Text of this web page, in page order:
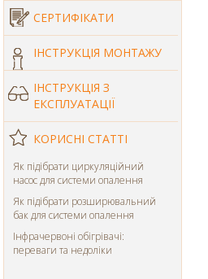
СЕРТИФІКАТИ
ІНСТРУКЦІЯ МОНТАЖУ
ІНСТРУКЦІЯ З
ЕКСПЛУАТАЦІЇ
КОРИСНІ СТАТТІ
Як підібрати циркуляційний
насос для системи опалення
Як підібрати розширювальний
бак для системи опалення
Інфрачервоні обігрівачі:
переваги та недоліки